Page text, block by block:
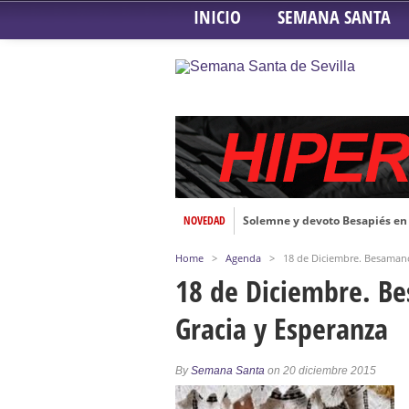
INICIO SEMANA SANTA
NOVEDAD
Solemne y devoto Besapiés
Función de la Anunciación
Besamanos al Señor del Gran
Función Principal de Instituto
Home > Agenda > 18 de Diciembre.
18 de Diciembre.
Gracia y Esperanza
BySemana Santa on 20 diciembre 2015